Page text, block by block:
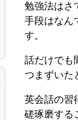
勉強法はさ
手段はなん
す。
話だけでも
つまずいた
英会話の習
磋琢磨する